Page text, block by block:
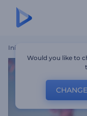
Início
Would you like to
CHANGE